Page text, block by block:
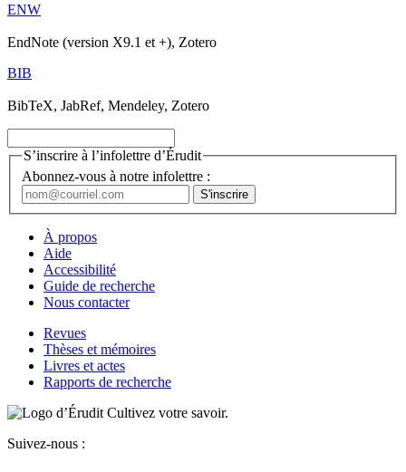
ENW
EndNote (version X9.1 et +), Zotero
BIB
BibTeX, JabRef, Mendeley, Zotero
S’inscrire à l’infolettre d’Érudit
Abonnez-vous à notre infolettre :
À propos
Aide
Accessibilité
Guide de recherche
Nous contacter
Revues
Thèses et mémoires
Livres et actes
Rapports de recherche
Cultivez votre savoir.
Suivez-nous :